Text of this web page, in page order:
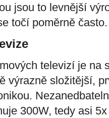
jsou to levnější
točí poměrně často.
televizí je na
výrazně složitější,
300W, tedy asi